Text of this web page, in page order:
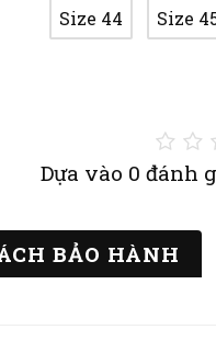
Dựa vào 0 đánh
Size 44 Size
BẢO HÀNH